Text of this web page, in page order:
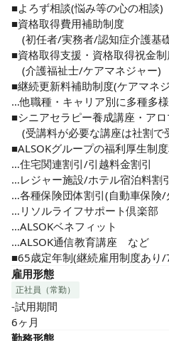
困った時や分からないことがあっ
すぐに相談できるので安心です
■よろず相談(悩み等の心の相談)
■資格取得費用補助制度
(初任者/実務者/認知症介護基
■資格取得支援・資格取得祝金
(介護福祉士/ケアマネジャー)
■継続更新料補助制度(ケアマネ
…他職種・キャリア別に多種多
■シニアセラピー養成講座・ア
(受講料が必要な講座は社割で
■ALSOKグループの福利厚生制
…住宅関連割引/引越料金割引
…レジャー施設/ホテル宿泊料割
…各種保険団体割引(自動車保険/
…リソルライフサポート倶楽部
…ALSOKベネフィット
…ALSOK通信教育講座　など
■65歳定年制(継続雇用制度あり
雇用形態
正社員（常勤）
-試用期間
6ヶ月
勤務形態